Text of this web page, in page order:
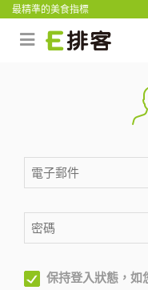
最精準的美食指標
保持登入狀態，如